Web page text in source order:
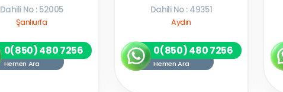
Dahili No : 52005
Şanlıurfa
0(850) 480 7256
Hemen Ara
Dahili No : 49351
Aydın
0(850) 480 7256
Hemen Ara